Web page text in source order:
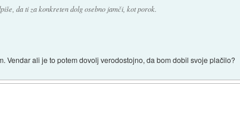
da ti za konkreten dolg osebno jamči, kot porok.
Vendar ali je to potem dovolj verodostojno, da bom dobil svoje plačilo?